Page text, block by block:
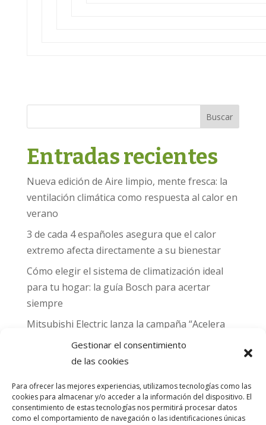
Gestionar el consentimiento
de las cookies
Para ofrecer las mejores experiencias, utilizamos tecnologías como las
cookies para almacenar y/o acceder a la información del dispositivo. El
consentimiento de estas tecnologías nos permitirá procesar datos
como el comportamiento de navegación o las identificaciones únicas
Buscar
Entradas recientes
Nueva edición de Aire limpio, mente fresca: la
ventilación climática como respuesta al calor en
verano
3 de cada 4 españoles asegura que el calor
extremo afecta directamente a su bienestar
Cómo elegir el sistema de climatización ideal
para tu hogar: la guía Bosch para acertar
siempre
Mitsubishi Electric lanza la campaña “Acelera
hacia MADRID 2026” y premia con entradas
para el Gran Premio de Fórmula 1 de Madrid
sello CO₂ Nulo: confort real, salud y
descarbonización en una sola vivienda